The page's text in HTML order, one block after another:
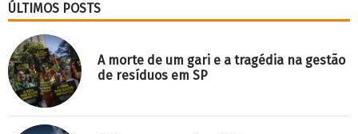
ÚLTIMOS POSTS
A morte de um gari e a tragédia na gestão
de resíduos em SP